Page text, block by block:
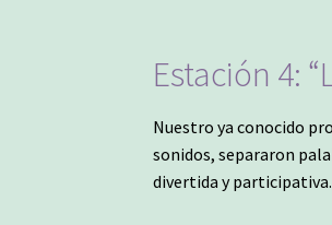
Estación 4:
Nuestro ya conocido
sonidos, separaron
divertida y participativa.